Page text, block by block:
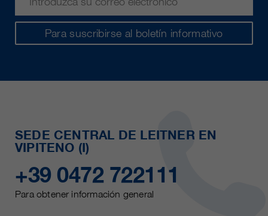
Para suscribirse al boletín informativo
SEDE CENTRAL DE LEITNER EN
VIPITENO (I)
+39 0472 722111
Para obtener información general